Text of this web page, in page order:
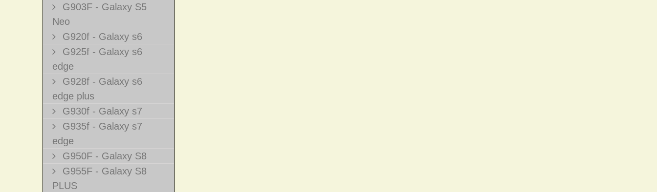
G903F - Galaxy S5
Neo
G920f - Galaxy s6
G925f - Galaxy s6
edge
G928f - Galaxy s6
edge plus
G930f - Galaxy s7
G935f - Galaxy s7
edge
G950F - Galaxy S8
G955F - Galaxy S8
PLUS